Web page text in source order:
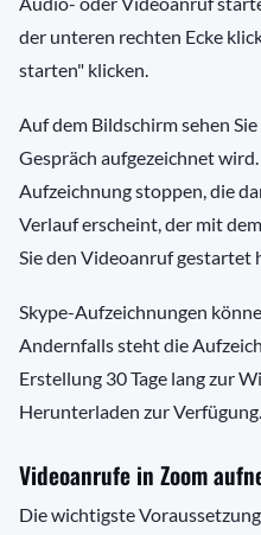
der unteren rechten Ecke
starten" klicken.
Auf dem Bildschirm sehen
Gespräch aufgezeichnet
Aufzeichnung stoppen, die
Verlauf erscheint, der mit
Sie den Videoanruf gestartet
Skype-Aufzeichnungen
Andernfalls steht die
Erstellung 30 Tage lang zur
Herunterladen zur Verfügung.
Videoanrufe in Zoom
Die wichtigste